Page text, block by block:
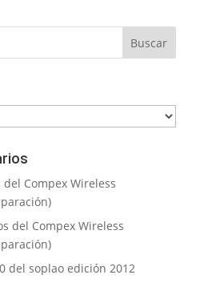
del Compex Wireless
del Compex Wireless
del soplao edición 2012